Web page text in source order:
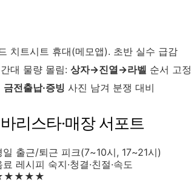
치트시트 휴대(메모앱). 초반 실수 급감
대 물량 몰림: 상자→진열→라벨 순서 고정
금전출납·증빙 사진 남겨 분쟁 대비
리스타·매장 서포트
출근/퇴근 피크(7~10시, 17~21시)
료 레시피 숙지·청결·친절·속도